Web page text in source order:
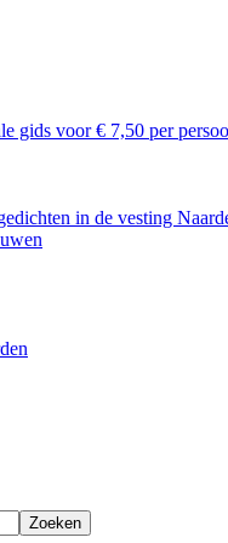
Naarden
gids voor € 7,50 per
in de vesting